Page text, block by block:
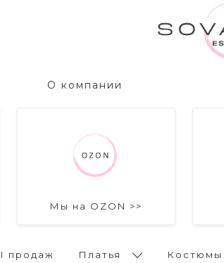
О компании
Мы на OZON >>
продаж Платья Костюмы